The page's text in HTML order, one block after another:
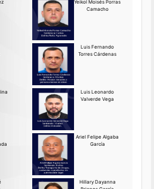
Requerido OIJ Puntarenas:
2069-2026
Agosto 03, 2026
Persona requerida
La Delegación Regional de
Puntarenas del Organismo de
Investigación